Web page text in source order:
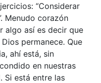
“Considerar
Menudo corazón
algo así es decir que
permanece. Que
ahí está, sin
en nuestras
Si está entre las